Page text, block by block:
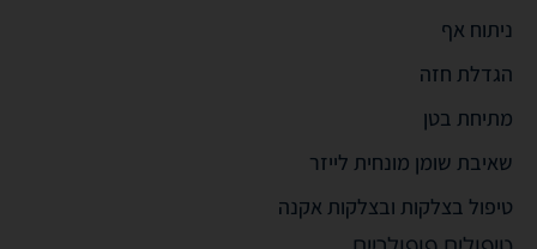
ניתוח אף
הגדלת חזה
מתיחת בטן
שאיבת שומן מונחית לייזר
טיפול בצלקות ובצלקות אקנה